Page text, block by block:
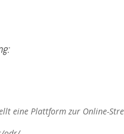
eine Plattform zur Online-